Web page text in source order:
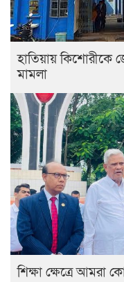
হাতিয়ায় কিশোরীকে
মামলা
শিক্ষা ক্ষেত্রে আমরা